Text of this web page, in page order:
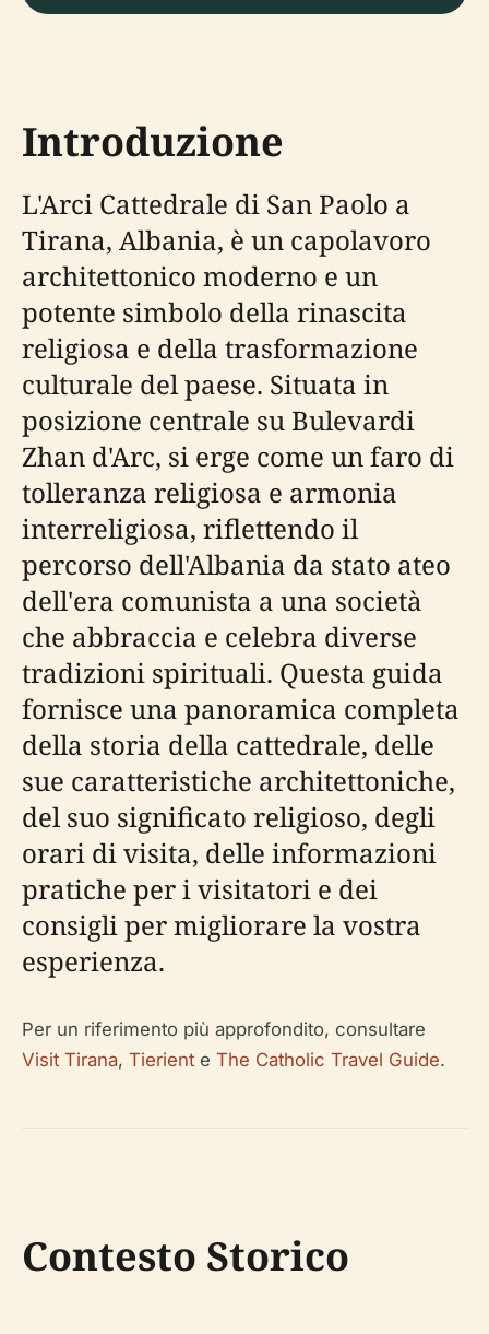
Introduzione
L'Arci Cattedrale di San Paolo a
Tirana, Albania, è un capolavoro
architettonico moderno e un
potente simbolo della rinascita
religiosa e della trasformazione
culturale del paese. Situata in
posizione centrale su Bulevardi
Zhan d'Arc, si erge come un faro di
tolleranza religiosa e armonia
interreligiosa, riflettendo il
percorso dell'Albania da stato ateo
dell'era comunista a una società
che abbraccia e celebra diverse
tradizioni spirituali. Questa guida
fornisce una panoramica completa
della storia della cattedrale, delle
sue caratteristiche architettoniche,
del suo significato religioso, degli
orari di visita, delle informazioni
pratiche per i visitatori e dei
consigli per migliorare la vostra
esperienza.
Per un riferimento più approfondito, consultare
Visit Tirana, Tierient e The Catholic Travel Guide.
Contesto Storico